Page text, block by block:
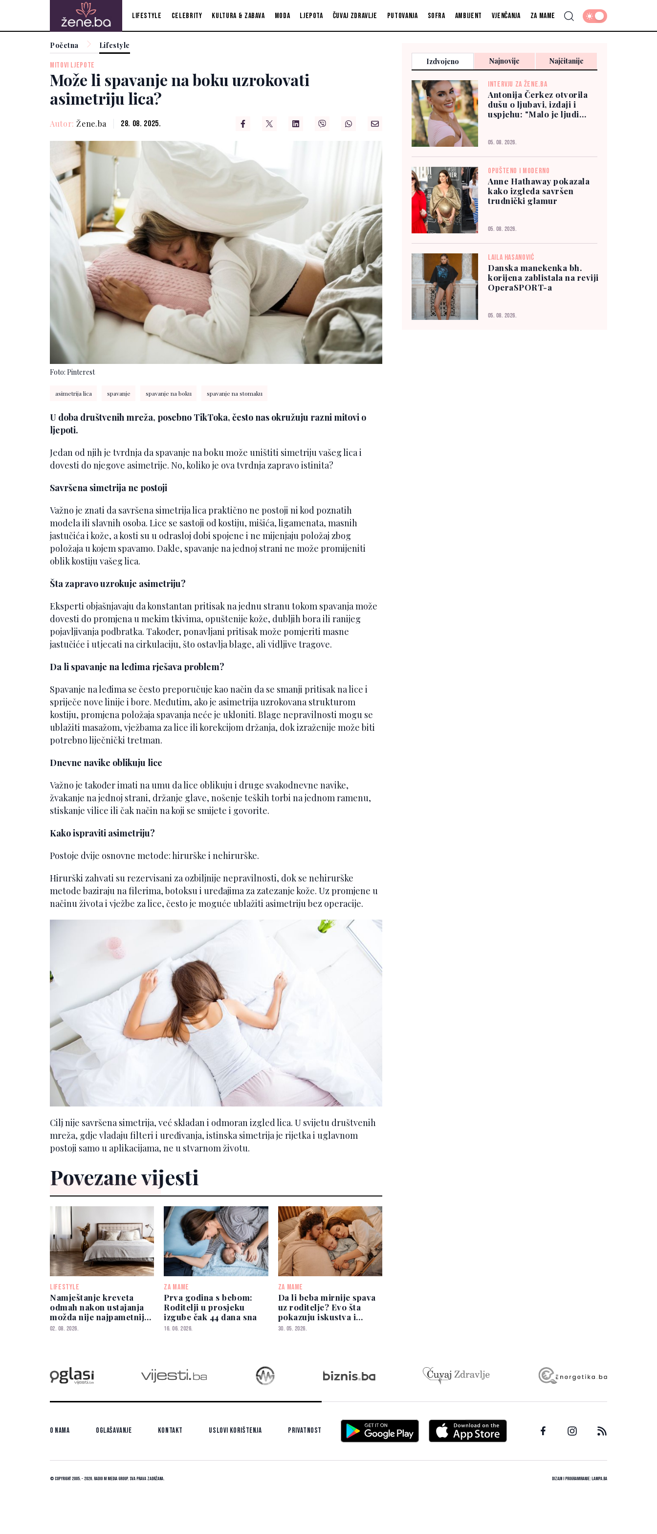
Lifestyle Celebrity Kultura & zabava Moda Ljepota Čuvaj zdravlje Putovanja Sofra Ambijent Vjenčanja Za mame
Početna Lifestyle
MITOVI LJEPOTE
Može li spavanje na boku uzrokovati
asimetriju lica?
Autor: Žene.ba 28. 08. 2025.
Foto: Pinterest
asimetrija lica spavanje spavanje na boku spavanje na stomaku
U doba društvenih mreža, posebno TikToka, često nas okružuju razni mitovi o
ljepoti.
Jedan od njih je tvrdnja da spavanje na boku može uništiti simetriju vašeg lica i
dovesti do njegove asimetrije. No, koliko je ova tvrdnja zapravo istinita?
Savršena simetrija ne postoji
Važno je znati da savršena simetrija lica praktično ne postoji ni kod poznatih
modela ili slavnih osoba. Lice se sastoji od kostiju, mišića, ligamenata, masnih
jastučića i kože, a kosti su u odrasloj dobi spojene i ne mijenjaju položaj zbog
položaja u kojem spavamo. Dakle, spavanje na jednoj strani ne može promijeniti
oblik kostiju vašeg lica.
Šta zapravo uzrokuje asimetriju?
Eksperti objašnjavaju da konstantan pritisak na jednu stranu tokom spavanja može
dovesti do promjena u mekim tkivima, opuštenije kože, dubljih bora ili ranijeg
pojavljivanja podbratka. Također, ponavljani pritisak može pomjeriti masne
jastučiće i utjecati na cirkulaciju, što ostavlja blage, ali vidljive tragove.
Da li spavanje na leđima rješava problem?
Spavanje na leđima se često preporučuje kao način da se smanji pritisak na lice i
spriječe nove linije i bore. Međutim, ako je asimetrija uzrokovana strukturom
kostiju, promjena položaja spavanja neće je ukloniti. Blage nepravilnosti mogu se
ublažiti masažom, vježbama za lice ili korekcijom držanja, dok izraženije može biti
potrebno liječnički tretman.
Dnevne navike oblikuju lice
Važno je također imati na umu da lice oblikuju i druge svakodnevne navike,
žvakanje na jednoj strani, držanje glave, nošenje teških torbi na jednom ramenu,
stiskanje vilice ili čak način na koji se smijete i govorite.
Kako ispraviti asimetriju?
Postoje dvije osnovne metode: hirurške i nehirurške.
Hirurški zahvati su rezervisani za ozbiljnije nepravilnosti, dok se nehirurške
metode baziraju na filerima, botoksu i uređajima za zatezanje kože. Uz promjene u
načinu života i vježbe za lice, često je moguće ublažiti asimetriju bez operacije.
Cilj nije savršena simetrija, već skladan i odmoran izgled lica. U svijetu društvenih
mreža, gdje vladaju filteri i uređivanja, istinska simetrija je rijetka i uglavnom
postoji samo u aplikacijama, ne u stvarnom životu.
Povezane vijesti
LIFESTYLE
Namještanje kreveta
odmah nakon ustajanja
možda nije najpametnija
navika
02. 08. 2026.
ZA MAME
Prva godina s bebom:
Roditelji u prosjeku
izgube čak 44 dana sna
16. 06. 2026.
ZA MAME
Da li beba mirnije spava
uz roditelje? Evo šta
pokazuju iskustva i
istraživanja
30. 05. 2026.
Izdvojeno Najnovije Najčitanije
INTERVJU ZA ŽENE.BA
Antonija Čerkez otvorila
dušu o ljubavi, izdaji i
uspjehu: "Malo je ljudi
05. 08. 2026.
OPUŠTENO I MODERNO
Anne Hathaway pokazala
kako izgleda savršen
trudnički glamur
05. 08. 2026.
LAILA HASANOVIĆ
Danska manekenka bh.
korijena zablistala na reviji
OperaSPORT-a
05. 08. 2026.
O nama Oglašavanje Kontakt Uslovi korištenja Privatnost
© Copyright 2005. - 2026. Radio M Media Group.Sva prava zadržana. Dizajn i programiranje:Lampa.ba